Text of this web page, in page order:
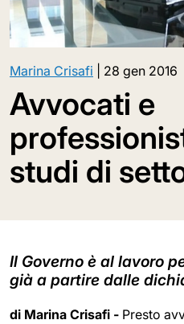
Marina Crisafi 28 gen 2016
Avvocati e
studi di
Il Governo è al lavoro
già a partire dalle
di Marina Crisafi - Presto